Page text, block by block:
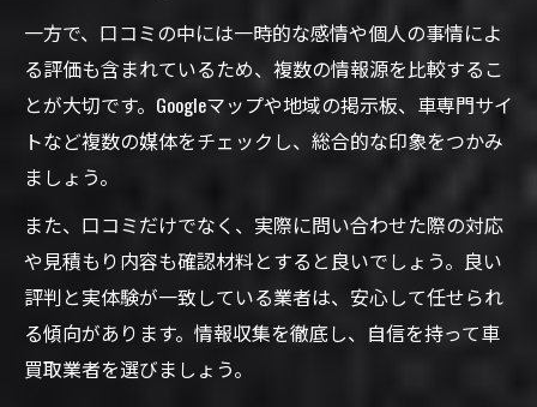
一方で、口コミの中には一時的な感情や個人の事情によ
る評価も含まれているため、複数の情報源を比較するこ
とが大切です。Googleマップや地域の掲示板、車専門サイ
トなど複数の媒体をチェックし、総合的な印象をつかみ
ましょう。
また、口コミだけでなく、実際に問い合わせた際の対応
や見積もり内容も確認材料とすると良いでしょう。良い
評判と実体験が一致している業者は、安心して任せられ
る傾向があります。情報収集を徹底し、自信を持って車
買取業者を選びましょう。